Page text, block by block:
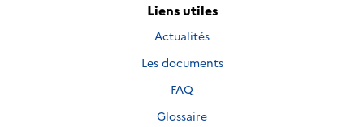
Liens utiles
Actualités
Les documents
FAQ
Glossaire